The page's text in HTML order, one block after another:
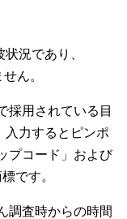
況であり、
ん。
採用されている目
入力するとピンポ
プコード」および
です。
調査時からの時間